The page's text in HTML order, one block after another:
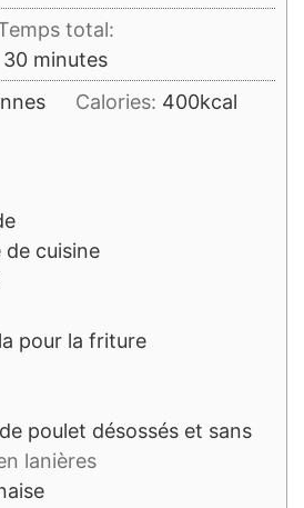
total:
30minutes
minutes
Calories: 400kcal
cuisine
pour la friture
poulet désossés et sans
lanières